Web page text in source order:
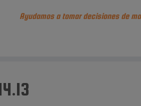
Ayudamos a tomar decisiones de